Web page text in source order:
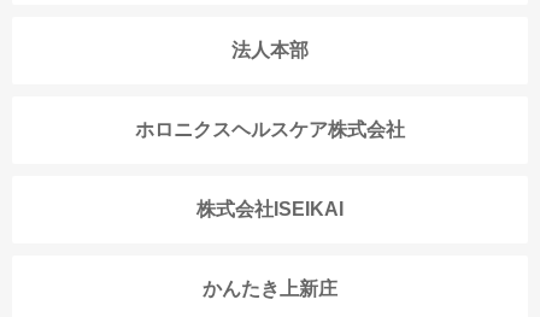
法人本部
ホロニクスヘルスケア株式会社
株式会社ISEIKAI
かんたき上新庄